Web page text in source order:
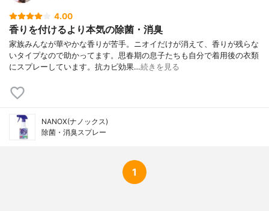
4.00
香りを付けるより本気の除菌・消臭
家族みんなが華やかな香りが苦手。ニオイだけが消えて、香りが残らな
いタイプなので助かってます。思春期の息子たちも自分で着用後の衣類
にスプレーしています。抗カビ効果…続きを見る
NANOX(ナノックス)
除菌・消臭スプレー
1